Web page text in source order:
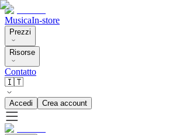
MusicaIn-store
Prezzi
Risorse
Contatto
🇮🇹
Accedi Crea account